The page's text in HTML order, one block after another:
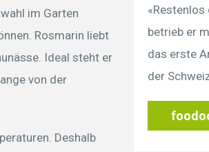
im Garten
Rosmarin liebt
Ideal steht er
von der
Deshalb
betrieb er
das erste
der